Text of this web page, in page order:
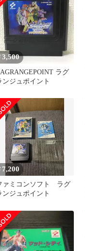
3,500
ラグ
ンジュポイント
7,200
ァミコンソフト ラグ
ンジュポイント